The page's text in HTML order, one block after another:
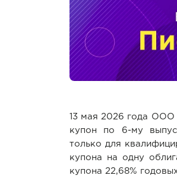
13 мая 2026 года ООО
купон по 6-му
только для
купона на одну
купона 22,68%